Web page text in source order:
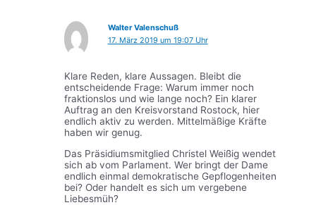
Walter Valenschuß
17. März 2019 um 19:07 Uhr
Klare Reden, klare Aussagen. Bleibt die
entscheidende Frage: Warum immer noch
fraktionslos und wie lange noch? Ein klarer
Auftrag an den Kreisvorstand Rostock, hier
endlich aktiv zu werden. Mittelmäßige Kräfte
haben wir genug.
Das Präsidiumsmitglied Christel Weißig wendet
sich ab vom Parlament. Wer bringt der Dame
endlich einmal demokratische Gepflogenheiten
bei? Oder handelt es sich um vergebene
Liebesmüh?